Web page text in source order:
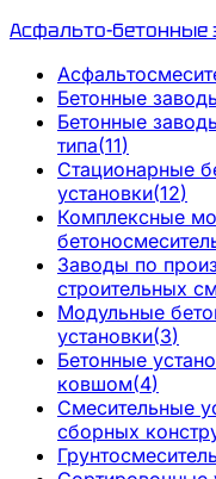
Асфальто-бетонные
Бетонные
Бетонные
типа(11)
Стационарные
установки(12)
Комплексные
Заводы по
строительных
Модульные
установки(3)
Бетонные
ковшом(4)
Смесительные
сборных